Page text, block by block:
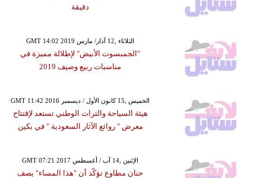
دقيقة
GMT 14:02 2019 الثلاثاء ,12 آذار/ مارس
"الجمبسوت الأبيض" لإطلالة مميزة في
مناسبات ربيع وصيف 2019
GMT 11:42 2016 الخميس ,15 كانون الأول / ديسمبر
هيئة السياحة والتراث الوطني تستعد لإفتتاح
معرض " روائع الآثار السعودية " في بكين
GMT 07:21 2017 الإثنين ,14 آب / أغسطس
حنان مطاوع تؤكّد أن "هذا المساء" يصف